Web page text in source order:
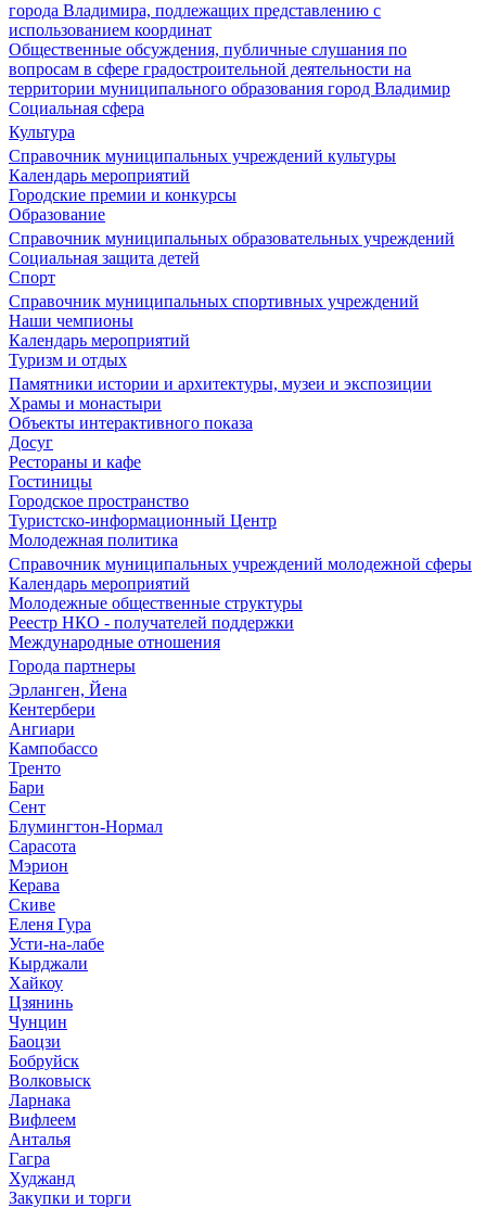
города Владимира, подлежащих представлению с
использованием координат
Общественные обсуждения, публичные слушания по
вопросам в сфере градостроительной деятельности на
территории муниципального образования город Владимир
Социальная сфера
Культура
Справочник муниципальных учреждений культуры
Календарь мероприятий
Городские премии и конкурсы
Образование
Справочник муниципальных образовательных учреждений
Социальная защита детей
Спорт
Справочник муниципальных спортивных учреждений
Наши чемпионы
Календарь мероприятий
Туризм и отдых
Памятники истории и архитектуры, музеи и экспозиции
Храмы и монастыри
Объекты интерактивного показа
Досуг
Рестораны и кафе
Гостиницы
Городское пространство
Туристско-информационный Центр
Молодежная политика
Справочник муниципальных учреждений молодежной сферы
Календарь мероприятий
Молодежные общественные структуры
Реестр НКО - получателей поддержки
Международные отношения
Города партнеры
Эрланген, Йена
Кентербери
Ангиари
Кампобассо
Тренто
Бари
Сент
Блумингтон-Нормал
Сарасота
Мэрион
Керава
Скиве
Еленя Гура
Усти-на-лабе
Кырджали
Хайкоу
Цзянинь
Чунцин
Баоцзи
Бобруйск
Волковыск
Ларнака
Вифлеем
Анталья
Гагра
Худжанд
Закупки и торги